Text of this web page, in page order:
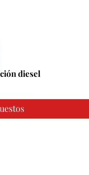
diesel